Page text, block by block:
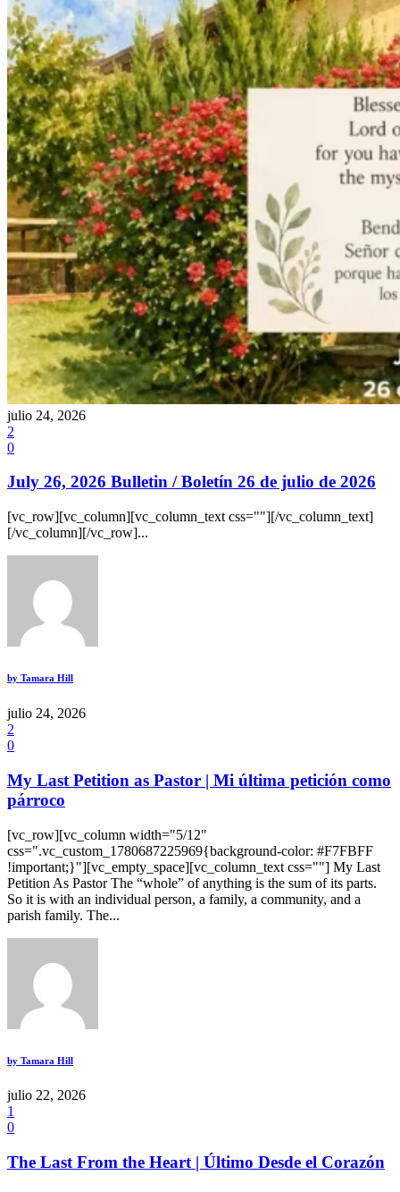
julio 24, 2026
2
0
July 26, 2026 Bulletin / Boletín 26 de julio de 2026
[vc_row][vc_column][vc_column_text css=""][/vc_column_text]
[/vc_column][/vc_row]...
by Tamara Hill
julio 24, 2026
2
0
My Last Petition as Pastor | Mi última petición como
párroco
[vc_row][vc_column width="5/12"
css=".vc_custom_1780687225969{background-color: #F7FBFF
!important;}"][vc_empty_space][vc_column_text css=""] My Last
Petition As Pastor The “whole” of anything is the sum of its parts.
So it is with an individual person, a family, a community, and a
parish family. The...
by Tamara Hill
julio 22, 2026
1
0
The Last From the Heart | Último Desde el Corazón